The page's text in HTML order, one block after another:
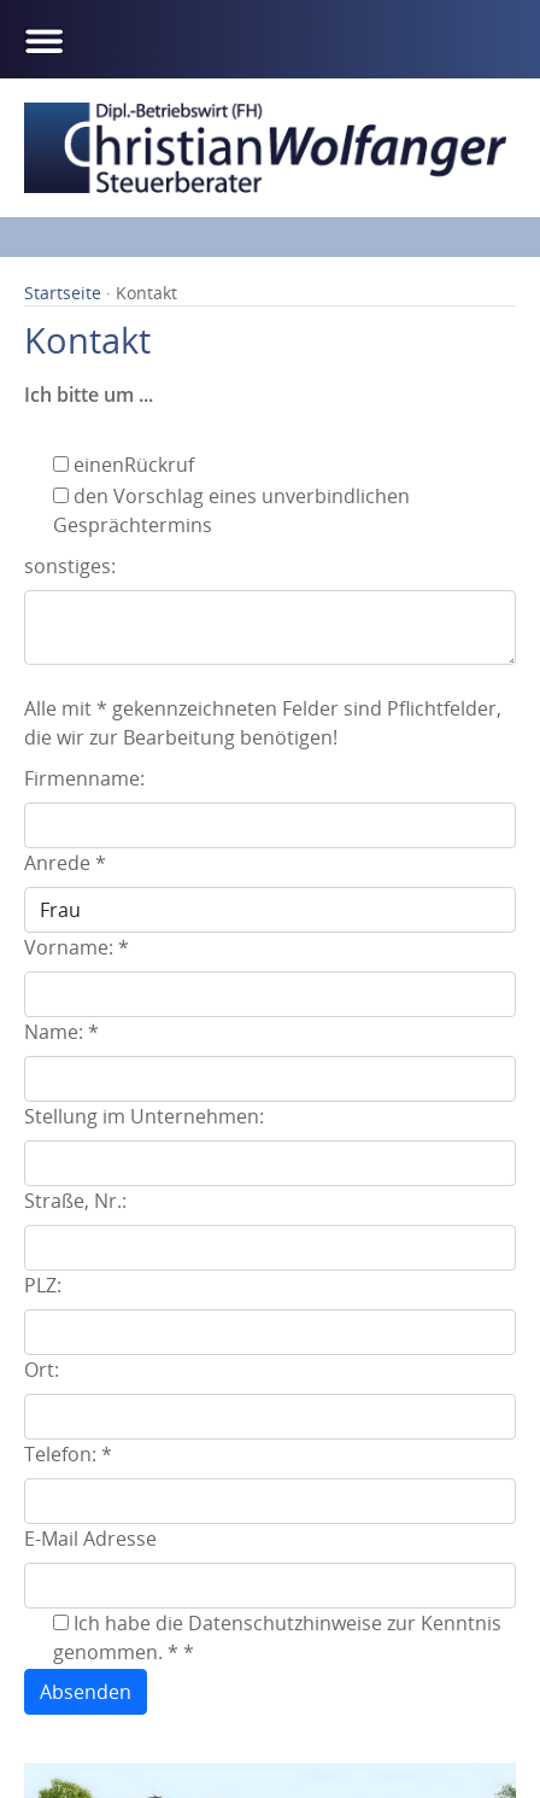
Startseite · Kontakt
Kontakt
Ich bitte um ...
einenRückruf
den Vorschlag eines unverbindlichen
Gesprächtermins
sonstiges:
Alle mit * gekennzeichneten Felder sind Pflichtfelder,
die wir zur Bearbeitung benötigen!
Firmenname:
Anrede *
Vorname: *
Name: *
Stellung im Unternehmen:
Straße, Nr.:
PLZ:
Ort:
Telefon: *
E-Mail Adresse
Ich habe die Datenschutzhinweise zur Kenntnis
genommen. * *
Absenden